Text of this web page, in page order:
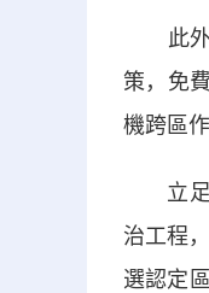
此外
策，免
機跨區
立足防
治工程
選認定